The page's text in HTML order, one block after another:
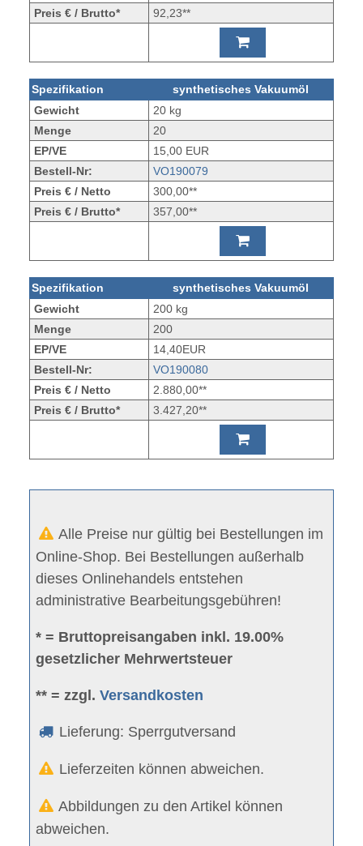
Preis € / Brutto*
92,23**
Spezifikation
synthetisches Vakuumöl
Gewicht
20 kg
Menge
20
EP/VE
15,00 EUR
Bestell-Nr:
VO190079
Preis € / Netto
300,00**
Preis € / Brutto*
357,00**
Spezifikation
synthetisches Vakuumöl
Gewicht
200 kg
Menge
200
EP/VE
14,40EUR
Bestell-Nr:
VO190080
Preis € / Netto
2.880,00**
Preis € / Brutto*
3.427,20**
Alle Preise nur gültig bei Bestellungen im
Online-Shop. Bei Bestellungen außerhalb
dieses Onlinehandels entstehen
administrative Bearbeitungsgebühren!
* = Bruttopreisangaben inkl. 19.00%
gesetzlicher Mehrwertsteuer
** = zzgl.Versandkosten
Lieferung: Sperrgutversand
Lieferzeiten können abweichen.
Abbildungen zu den Artikel können
abweichen.